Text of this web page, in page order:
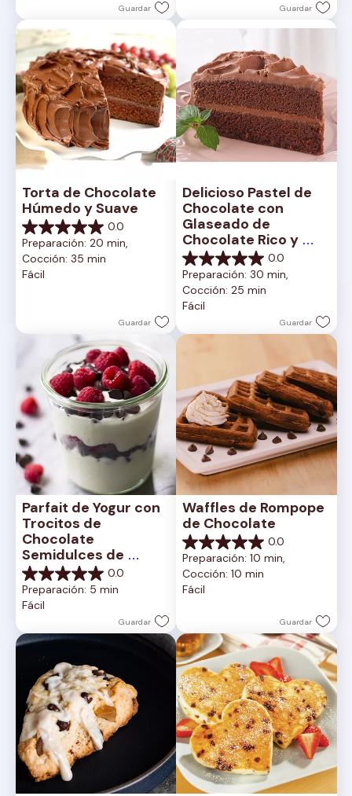
reseña
Guardar Guardar
Torta de Chocolate
Húmedo y Suave
0.0
0.0
de
5
estrellas.
Preparación: 20 min,
Cocción: 35 min
Fácil
Guardar
Delicioso Pastel de
Chocolate con
Glaseado de
Chocolate Rico y
Cremoso
0.0
0.0
de
5
estrellas.
Preparación: 30 min,
Cocción: 25 min
Fácil
Guardar
Parfait de Yogur con
Trocitos de
Chocolate
Semidulces de
Nestlé Toll House
0.0
0.0
de
5
Preparación: 5 min
Fácil
Guardar
Waffles de Rompope
de Chocolate
0.0
0.0
de
5
estrellas.
Preparación: 10 min,
Cocción: 10 min
Fácil
Guardar